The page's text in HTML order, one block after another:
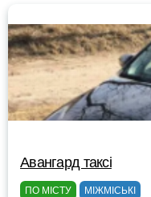
Авангард таксі
ПО МІСТУ МІЖМІСЬКІ